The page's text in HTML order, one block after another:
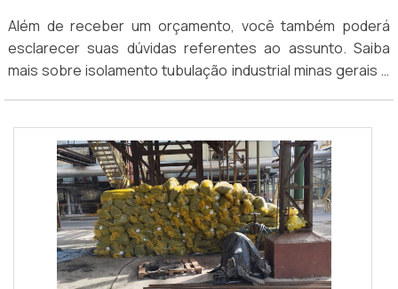
mercado B2B, é possível encontrar as melhores empresas
que atuam nesse segmento.
Além de receber um orçamento, você também poderá
esclarecer suas dúvidas referentes ao assunto. Saiba
mais sobre isolamento tubulação industrial minas gerais e